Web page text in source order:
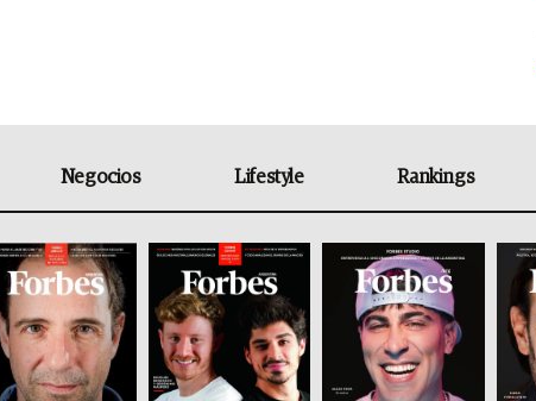
Negocios Lifestyle Rankings